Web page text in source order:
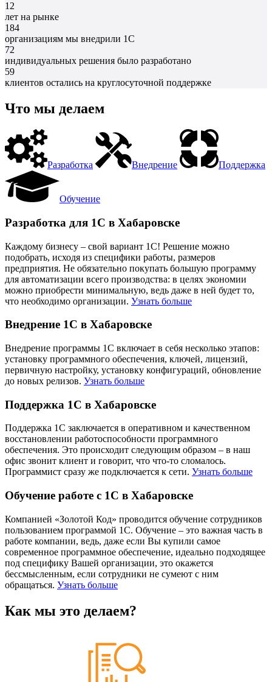
12
лет на рынке
184
организациям мы внедрили 1С
72
индивидуальных решения было разработано
59
клиентов остались на круглосуточной поддержке
Что мы делаем
Разработка Внедрение Поддержка
Обучение
Разработка для 1С в Хабаровске
Каждому бизнесу – свой вариант 1С! Решение можно
подобрать, исходя из специфики работы, размеров
предприятия. Не обязательно покупать большую программу
для автоматизации всего производства: в целях экономии
можно приобрести минимальную, ведь даже в ней будет то,
что необходимо организации. Узнать больше
Внедрение 1С в Хабаровске
Внедрение программы 1С включает в себя несколько этапов:
установку программного обеспечения, ключей, лицензий,
первичную настройку, установку конфигураций, обновление
до новых релизов. Узнать больше
Поддержка 1С в Хабаровске
Поддержка 1С заключается в оперативном и качественном
восстановлении работоспособности программного
обеспечения. Это происходит следующим образом – в наш
офис звонит клиент и говорит, что что-то сломалось.
Программист сразу же подключается к сети. Узнать больше
Обучение работе с 1С в Хабаровске
Компанией «Золотой Код» проводится обучение сотрудников
пользованием программой 1С. Обучение – это важная часть в
работе компании, ведь, даже если Вы купили самое
современное программное обеспечение, идеально подходящее
под специфику Вашей организации, это окажется
бессмысленным, если сотрудники не сумеют с ним
обращаться. Узнать больше
Как мы это делаем?